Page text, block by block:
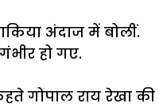
अंदाज में बोलीं.
हो गए.
गोपाल राय रेखा की